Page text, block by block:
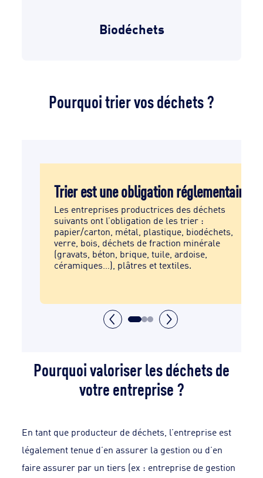
Biodéchets
Pourquoi trier vos déchets ?
Trier est une obligation réglementaire
Les entreprises productrices des déchets
suivants ont l’obligation de les trier :
papier/carton, métal, plastique, biodéchets,
verre, bois, déchets de fraction minérale
(gravats, béton, brique, tuile, ardoise,
céramiques…), plâtres et textiles.
Pourquoi valoriser les déchets de
votre entreprise ?​
En tant que producteur de déchets, l’entreprise est
légalement tenue d’en assurer la gestion ou d’en
faire assurer par un tiers (ex : entreprise de gestion